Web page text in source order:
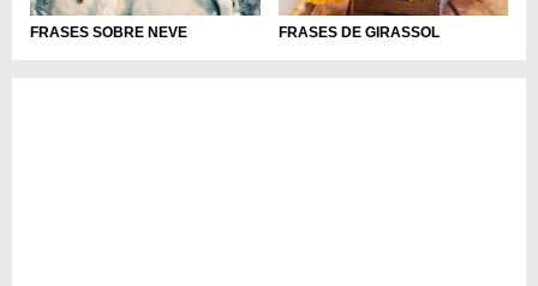
FRASES SOBRE NEVE FRASES DE GIRASSOL